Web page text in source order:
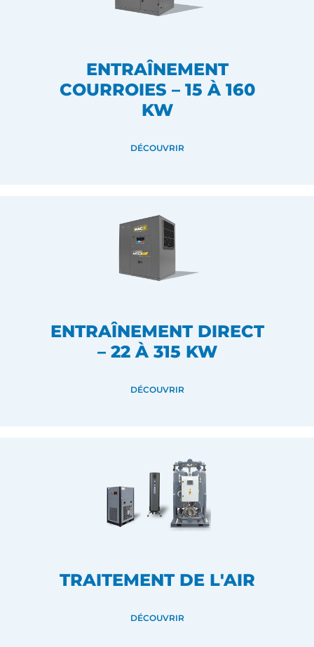
ENTRAÎNEMENT
COURROIES – 15 À 160
KW
DÉCOUVRIR
ENTRAÎNEMENT DIRECT
– 22 À 315 KW
DÉCOUVRIR
TRAITEMENT DE L'AIR
DÉCOUVRIR